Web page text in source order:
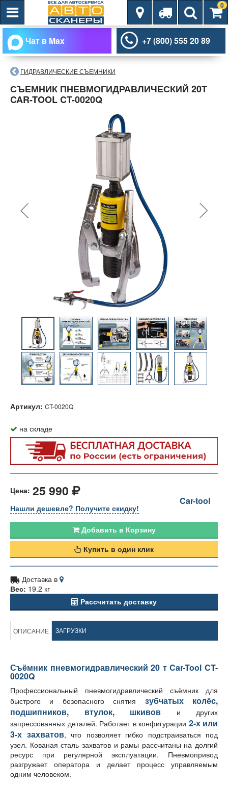
0
Чат в Max +7 (800) 555 20 89
ГИДРАВЛИЧЕСКИЕ СЪЕМНИКИ
СЪЕМНИК ПНЕВМОГИДРАВЛИЧЕСКИЙ 20Т
CAR-TOOL CT-0020Q
Артикул: CT-0020Q
на складе
Цена: 25 990
Car-tool
Нашли дешевле? Получите скидку!
Добавить в Корзину
Купить в один клик
Доставка в
Вес: 19.2 кг
Рассчитать доставку
ОПИСАНИЕ ЗАГРУЗКИ
Съёмник пневмогидравлический 20 т Car-Tool CT-
0020Q
Профессиональный пневмогидравлический съёмник для
быстрого и безопасного снятия зубчатых колёс,
подшипников, втулок, шкивов и других
запрессованных деталей. Работает в конфигурации 2-х или
3-х захватов, что позволяет гибко подстраиваться под
узел. Кованая сталь захватов и рамы рассчитаны на долгий
ресурс при регулярной эксплуатации. Пневмопривод
разгружает оператора и делает процесс управляемым
одним человеком.